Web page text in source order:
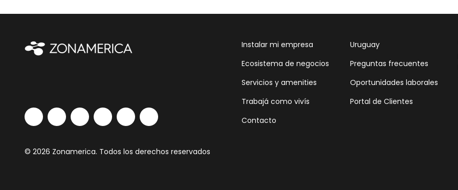
Instalar mi empresa
Ecosistema de negocios
Servicios y amenities
Trabajá como vivís
Contacto
Uruguay
Preguntas frecuentes
Oportunidades laborales
Portal de Clientes
© 2026 Zonamerica. Todos los derechos reservados